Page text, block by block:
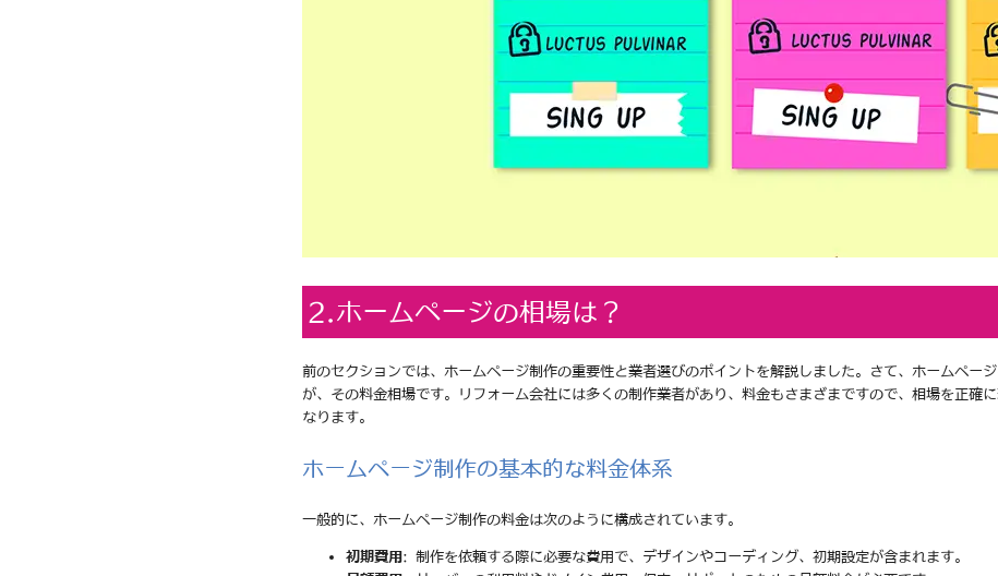
2.ホームページの相場は？
前のセクションでは、ホームページ制作の重要性と業者選びのポイントを解説しました。さて、ホームペー
が、その料金相場です。リフォーム会社には多くの制作業者があり、料金もさまざまですので、相場を正確
なります。
ホームページ制作の基本的な料金体系
一般的に、ホームページ制作の料金は次のように構成されています。
初期費用 : 制作を依頼する際に必要な費用で、デザインやコーディング、初期設定が含まれます。